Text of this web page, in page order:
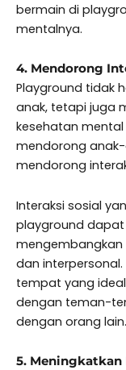
bermain di
mentalnya.
4. Mendorong
Playground tidak
anak, tetapi juga
kesehatan
mendorong
mendorong
Interaksi sosial
playground
mengembangkan
dan
tempat yang
dengan teman-
dengan orang
5. Meningkatkan